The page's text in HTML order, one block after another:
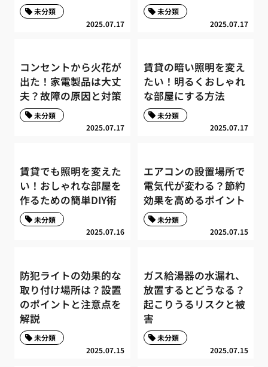
2025.07.17
未分類
2025.07.17
未分類
コンセントから火花が
出た！家電製品は大丈
夫？故障の原因と対策
2025.07.17
未分類
賃貸の暗い照明を変え
たい！明るくおしゃれ
な部屋にする方法
2025.07.17
未分類
賃貸でも照明を変えた
い！おしゃれな部屋を
作るための簡単DIY術
2025.07.16
未分類
エアコンの設置場所で
電気代が変わる？節約
効果を高めるポイント
2025.07.15
未分類
防犯ライトの効果的な
取り付け場所は？設置
のポイントと注意点を
解説
2025.07.15
未分類
ガス給湯器の水漏れ、
放置するとどうなる？
起こりうるリスクと被
害
2025.07.15
未分類